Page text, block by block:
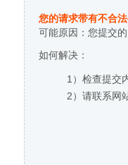
您的请求带有不合
可能原因：您提交
如何解决：
1）检查提交
2）请联系网